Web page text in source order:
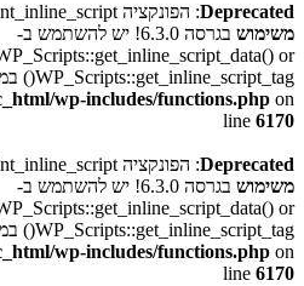
Deprecated: הפונקציה WP_Scripts::print_inline_script
משימוש
בגרסה 6.3.0! יש להשתמש ב-
or
WP_Scripts::get_inline_script_tag() במקום. in
wp-includes/functions.php on
line 6170
Deprecated: הפונקציה WP_Scripts::print_inline_script
משימוש
בגרסה 6.3.0! יש להשתמש ב-
or
WP_Scripts::get_inline_script_tag() במקום. in
wp-includes/functions.php on
line 6170